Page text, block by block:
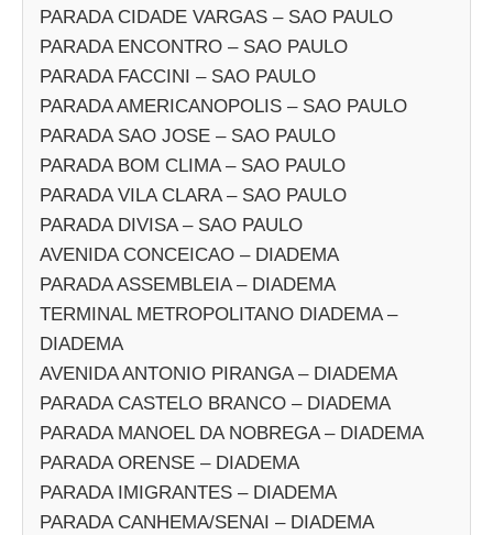
PARADA CIDADE VARGAS – SAO PAULO
PARADA ENCONTRO – SAO PAULO
PARADA FACCINI – SAO PAULO
PARADA AMERICANOPOLIS – SAO PAULO
PARADA SAO JOSE – SAO PAULO
PARADA BOM CLIMA – SAO PAULO
PARADA VILA CLARA – SAO PAULO
PARADA DIVISA – SAO PAULO
AVENIDA CONCEICAO – DIADEMA
PARADA ASSEMBLEIA – DIADEMA
TERMINAL METROPOLITANO DIADEMA –
DIADEMA
AVENIDA ANTONIO PIRANGA – DIADEMA
PARADA CASTELO BRANCO – DIADEMA
PARADA MANOEL DA NOBREGA – DIADEMA
PARADA ORENSE – DIADEMA
PARADA IMIGRANTES – DIADEMA
PARADA CANHEMA/SENAI – DIADEMA